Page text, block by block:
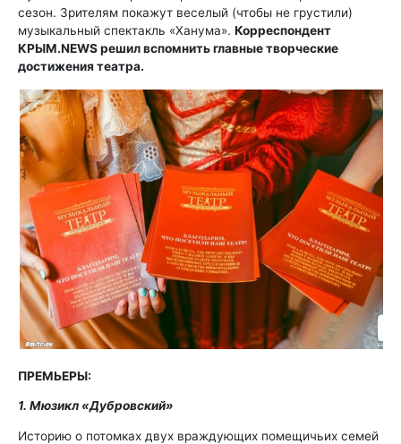
сезон. Зрителям покажут веселый (чтобы не грустили)
музыкальный спектакль «Ханума». Корреспондент
КРЫМ.NEWS решил вспомнить главные творческие
достижения театра.
ПРЕМЬЕРЫ:
1. Мюзикл «Дубровский»
Историю о потомках двух враждующих помещичьих семей